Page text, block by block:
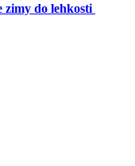
do lehkosti